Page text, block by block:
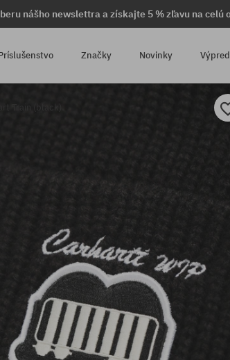
nášho newslettra a získajte 5 % zľavu na celú
Značky Novinky
Train (black)